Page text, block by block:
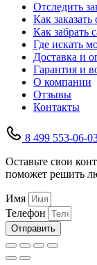
Отследить
Как заказать
Как забрать
Где искать
Доставка и
Гарантия и
О компании
Отзывы
Контакты
8 499 553-06-
Оставьте свои
поможет решить
Имя
Телефон
Отправить